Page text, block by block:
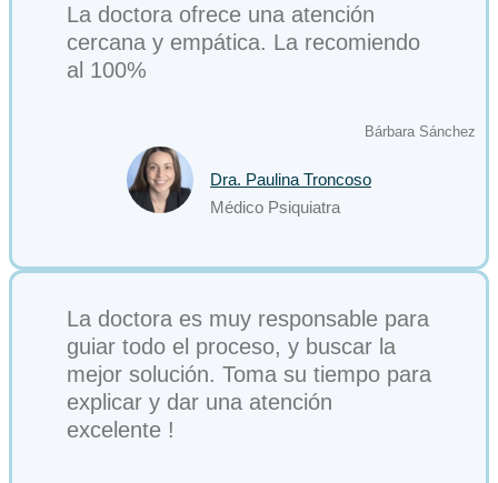
La doctora ofrece una atención
cercana y empática. La recomiendo
al 100%
Bárbara Sánchez
Dra. Paulina Troncoso
Médico Psiquiatra
La doctora es muy responsable para
guiar todo el proceso, y buscar la
mejor solución. Toma su tiempo para
explicar y dar una atención
excelente !